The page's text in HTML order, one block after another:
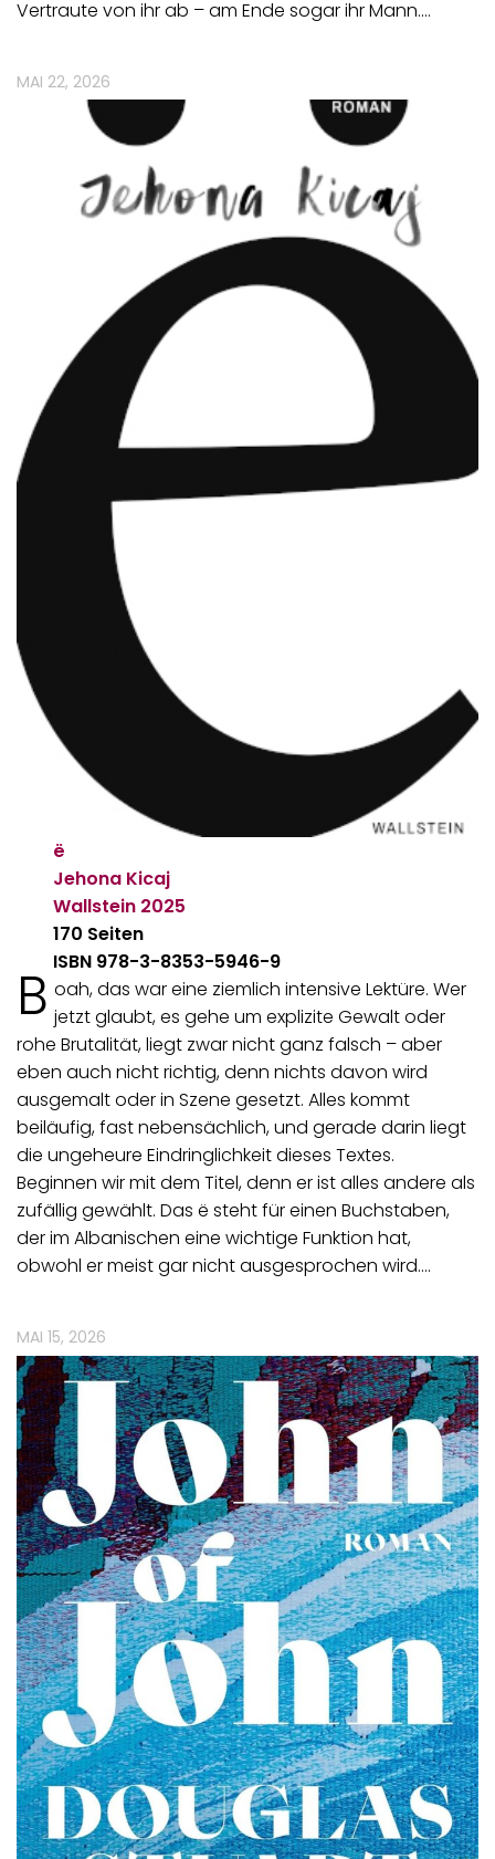
Vertraute von ihr ab – am Ende sogar ihr Mann.…
MAI 22, 2026
ë
Jehona Kicaj
Wallstein 2025
170 Seiten
ISBN 978-3-8353-5946-9
B oah, das war eine ziemlich intensive Lektüre. Wer
jetzt glaubt, es gehe um explizite Gewalt oder
rohe Brutalität, liegt zwar nicht ganz falsch – aber
eben auch nicht richtig, denn nichts davon wird
ausgemalt oder in Szene gesetzt. Alles kommt
beiläufig, fast nebensächlich, und gerade darin liegt
die ungeheure Eindringlichkeit dieses Textes.
Beginnen wir mit dem Titel, denn er ist alles andere als
zufällig gewählt. Das ë steht für einen Buchstaben,
der im Albanischen eine wichtige Funktion hat,
obwohl er meist gar nicht ausgesprochen wird.…
MAI 15, 2026